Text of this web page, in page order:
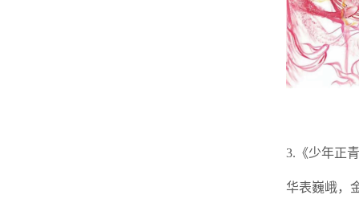
3.《少年正
华表巍峨，